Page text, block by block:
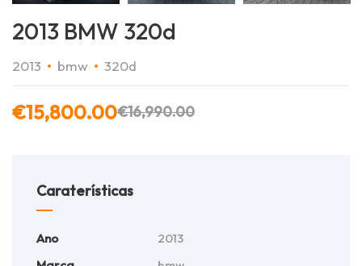
2013 BMW 320d
2013 bmw 320d
€16,990.00
€15,800.00
Caraterísticas
Ano
2013